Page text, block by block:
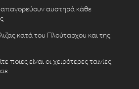
απαγορεύουν αυστηρά κάθε
κατά του Πλούταρχου και της
είναι οι χειρότερες ταινίες